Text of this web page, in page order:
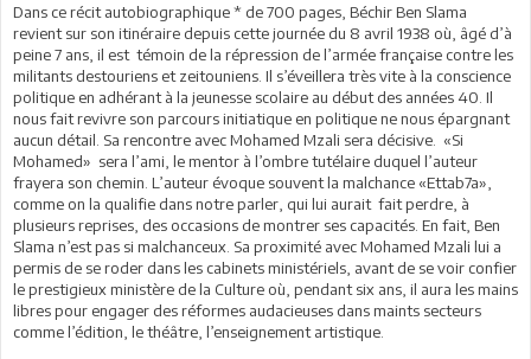
Dans ce récit autobiographique * de 700 pages, Béchir Ben Slama
revient sur son itinéraire depuis cette journée du 8 avril 1938 où, âgé d’à
peine 7 ans, il est témoin de la répression de l’armée française contre les
militants destouriens et zeitouniens. Il s’éveillera très vite à la conscience
politique en adhérant à la jeunesse scolaire au début des années 40. Il
nous fait revivre son parcours initiatique en politique ne nous épargnant
aucun détail. Sa rencontre avec Mohamed Mzali sera décisive. «Si
Mohamed» sera l’ami, le mentor à l’ombre tutélaire duquel l’auteur
frayera son chemin. L’auteur évoque souvent la malchance «Ettab7a»,
comme on la qualifie dans notre parler, qui lui aurait fait perdre, à
plusieurs reprises, des occasions de montrer ses capacités. En fait, Ben
Slama n’est pas si malchanceux. Sa proximité avec Mohamed Mzali lui a
permis de se roder dans les cabinets ministériels, avant de se voir confier
le prestigieux ministère de la Culture où, pendant six ans, il aura les mains
libres pour engager des réformes audacieuses dans maints secteurs
comme l’édition, le théâtre, l’enseignement artistique.